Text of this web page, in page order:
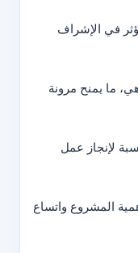
في الإشراف
ما يمنح مرونة
مدة مناسبة لإنجاز عمل
المشروع واتساع